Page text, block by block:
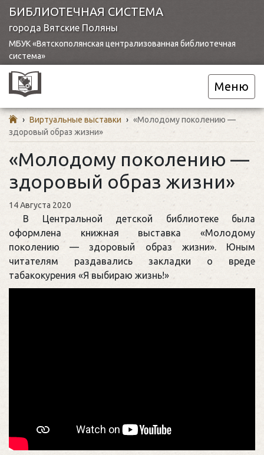
БИБЛИОТЕЧНАЯ СИСТЕМА
города Вятские Поляны
МБУК «Вятскополянская централизованная библиотечная
система»
Меню
› Виртуальные выставки › «Молодому поколению —
здоровый образ жизни»
«Молодому поколению —
здоровый образ жизни»
14 Августа 2020
В Центральной детской библиотеке была
оформлена книжная выставка «Молодому
поколению — здоровый образ жизни». Юным
читателям раздавались закладки о вреде
табакокурения «Я выбираю жизнь!»